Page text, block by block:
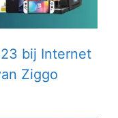
bij Internet
Ziggo